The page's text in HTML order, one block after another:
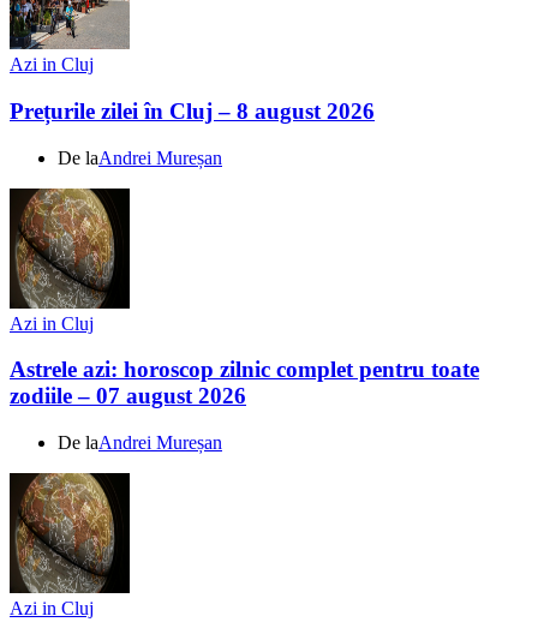
Azi in Cluj
Prețurile zilei în Cluj – 8 august 2026
De laAndrei Mureșan
Azi in Cluj
Astrele azi: horoscop zilnic complet pentru toate
zodiile – 07 august 2026
De laAndrei Mureșan
Azi in Cluj